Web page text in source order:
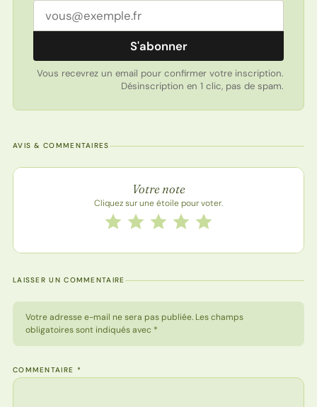
Adresse email
S'abonner
Vous recevrez un email pour confirmer votre inscription.
Désinscription en 1 clic, pas de spam.
AVIS & COMMENTAIRES
Note de la recette
Votre note
Cliquez sur une étoile pour voter.
Notez cette recette de 1 à 5 étoiles
5 étoiles
4 étoiles
3 étoiles
2 étoiles
1 étoile
LAISSER UN COMMENTAIRE
Votre adresse e-mail ne sera pas publiée. Les champs
obligatoires sont indiqués avec *
COMMENTAIRE *